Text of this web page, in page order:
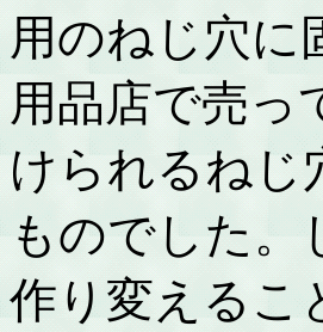
用のねじ穴に
用品店で売っ
けられるねじ
ものでした。
作り変えるこ